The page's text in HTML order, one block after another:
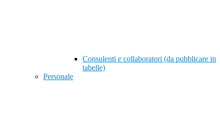
Consulenti e collaboratori (da pubblicare in
tabelle)
Personale